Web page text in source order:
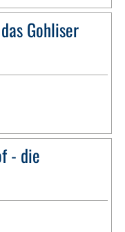
Gohliser
- die